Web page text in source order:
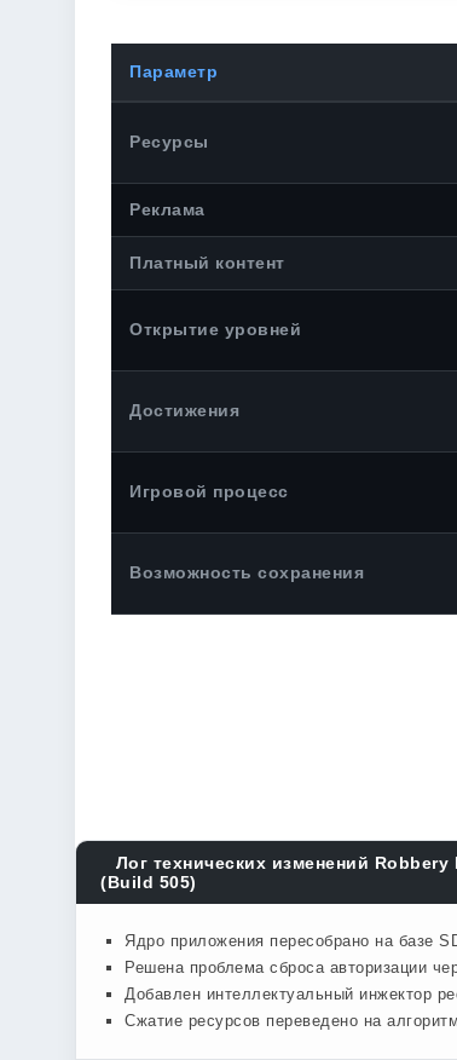
Параметр
Ресурсы
Реклама
Платный контент
Открытие уровней
Достижения
Игровой процесс
Возможность сохранения
Лог технических изменений
(Build 505)
Ядро приложения пересобрано на базе
Решена проблема сброса авторизации
Добавлен интеллектуальный инжектор
Сжатие ресурсов переведено на